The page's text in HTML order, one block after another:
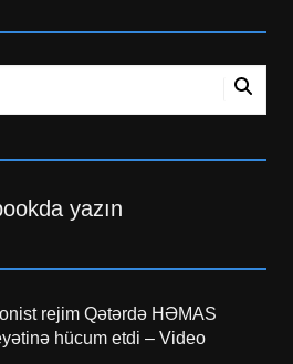
yazın
rejim Qətərdə HƏMAS
hücum etdi – Video